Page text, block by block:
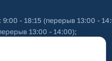
9:00 - 18:15 (перерыв 13:00 -
13:00 - 14:00);